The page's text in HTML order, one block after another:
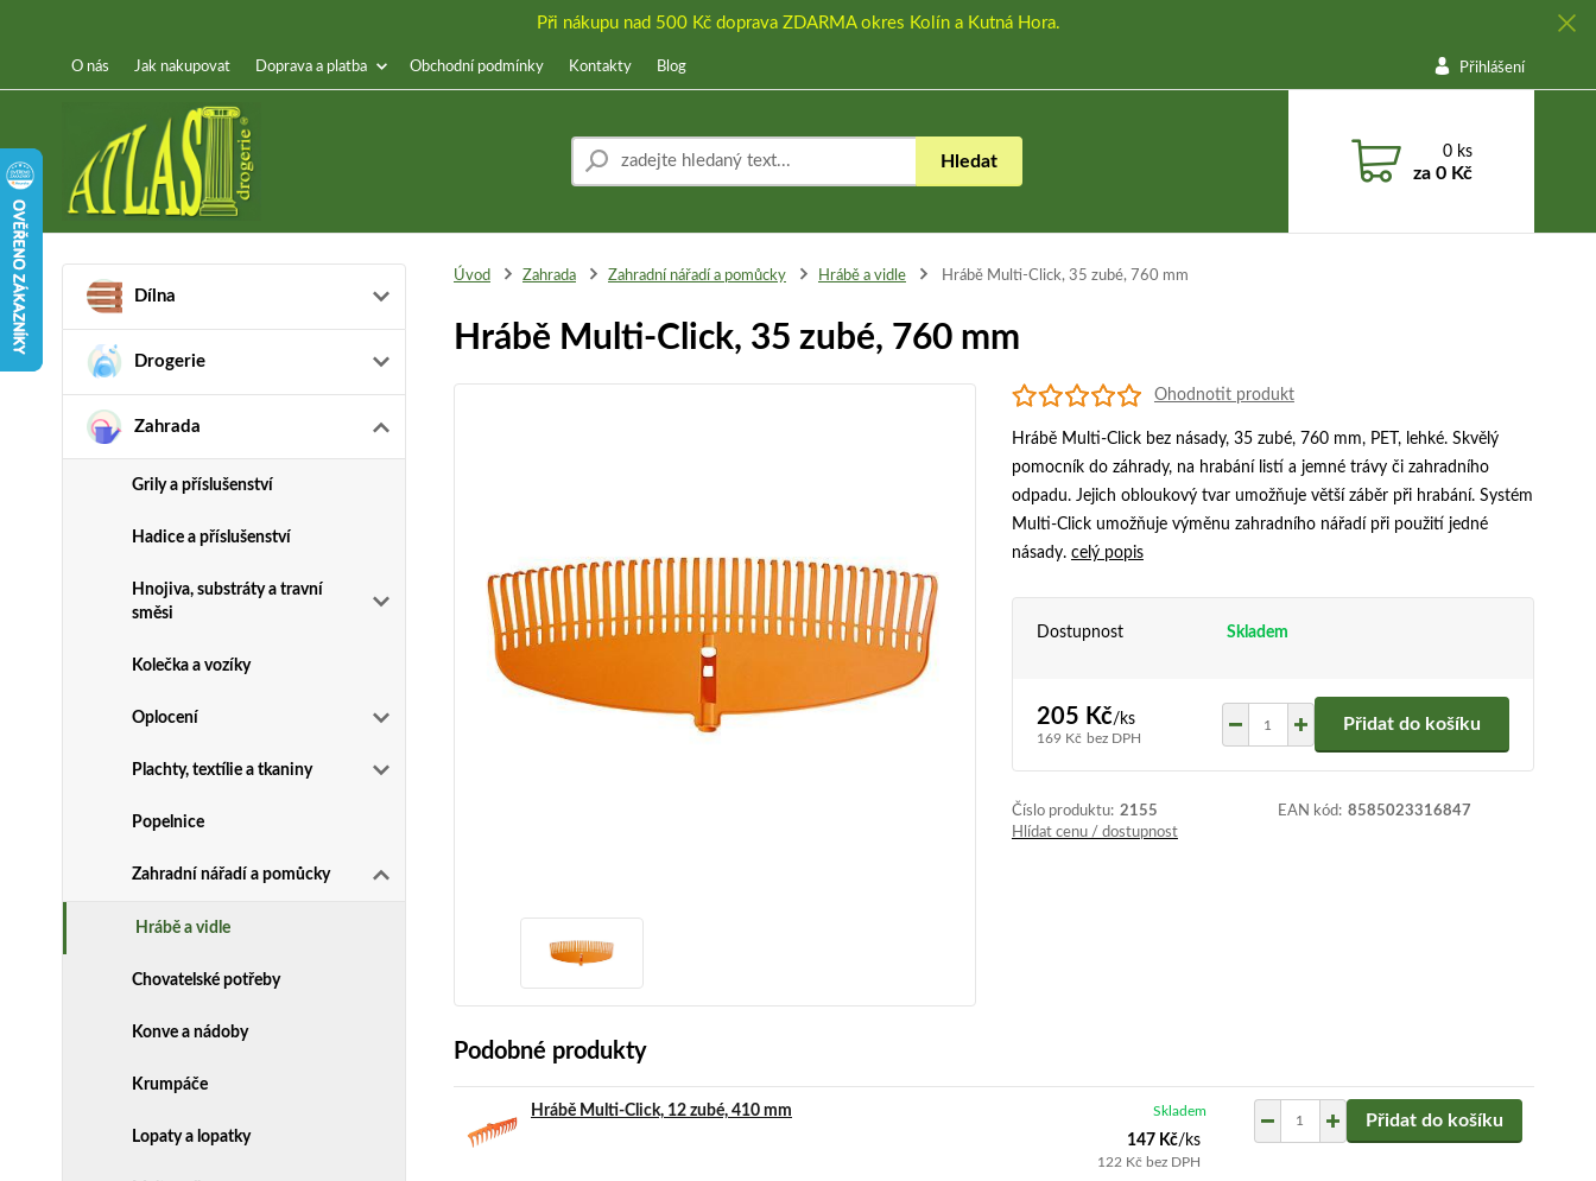
Při nákupu nad 500 Kč doprava ZDARMA okres Kolín a Kutná Hora.
O nás Jak nakupovat Doprava a platba Obchodní podmínky Kontakty Blog Přihlášení
Hledat 0 ks
za0 Kč
Dílna
Drogerie
Zahrada
Grily a příslušenství
Hadice a příslušenství
Hnojiva, substráty a travní
směsi
Kolečka a vozíky
Oplocení
Plachty, textílie a tkaniny
Popelnice
Zahradní nářadí a pomůcky
Hrábě a vidle
Chovatelské potřeby
Konve a nádoby
Krumpáče
Lopaty a lopatky
Úvod Zahrada Zahradní nářadí a pomůcky Hrábě a vidle Hrábě Multi-Click, 35 zubé, 760 mm
Hrábě Multi-Click, 35 zubé, 760 mm
Ohodnotit produkt
Hrábě Multi-Click bez násady, 35 zubé, 760 mm, PET, lehké. Skvělý
pomocník do záhrady, na hrabání listí a jemné trávy či zahradního
odpadu. Jejich obloukový tvar umožňuje větší záběr při hrabání. Systém
Multi-Click umožňuje výměnu zahradního nářadí při použití jedné
násady. celý popis
Dostupnost Skladem
205 Kč/ks
169 Kč bez DPH
Přidat do košíku
Číslo produktu: 2155 EAN kód: 8585023316847
Hlídat cenu / dostupnost
Podobné produkty
Hrábě Multi-Click, 12 zubé, 410 mm
147 Kč/ ks
122 Kč bez DPH
Skladem Přidat do košíku